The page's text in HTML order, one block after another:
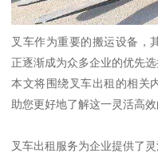
叉车作为重要的搬运设备，
正逐渐成为众多企业的优先选
本文将围绕叉车出租的相关
助您更好地了解这一灵活高效
叉车出租服务为企业提供了